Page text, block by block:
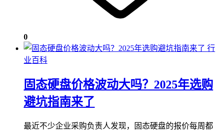
0
行
业百科
固态硬盘价格波动大吗？2025年选购
避坑指南来了
最近不少企业采购负责人发现，固态硬盘的报价每周都